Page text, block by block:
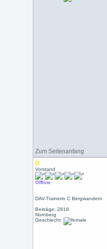
Zum Seitenanfang
G
Vorstand
Offline
DAV-Trainerin C Bergwandern
Beiträge: 2819
Nürnberg
Geschlecht: